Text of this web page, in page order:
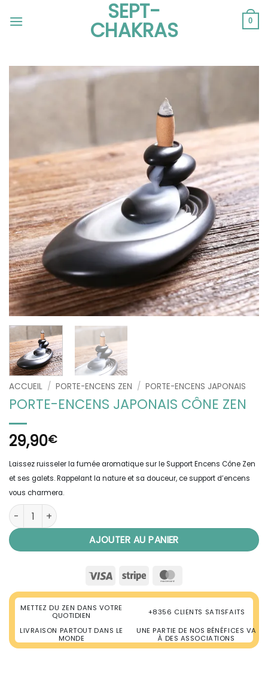
au
SEPT-
CHAKRAS 0
ACCUEIL / PORTE-ENCENS ZEN / PORTE-ENCENS JAPONAIS
PORTE-ENCENS JAPONAIS CÔNE ZEN
29,90€
Laissez ruisseler la fumée aromatique sur le Support Encens Cône Zen
et ses galets. Rappelant la nature et sa douceur, ce support d’encens
vous charmera.
quantité de Porte-Encens Japonais Cône Zen
AJOUTER AU PANIER
Visa Stripe
METTEZ DU ZEN DANS VOTRE
QUOTIDIEN
+8356 CLIENTS SATISFAITS
LIVRAISON PARTOUT DANS LE
MONDE
UNE PARTIE DE NOS BÉNÉFICES VA
À DES ASSOCIATIONS